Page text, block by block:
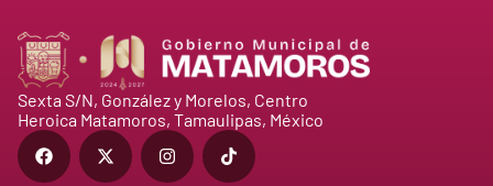
Sexta S/N, González y Morelos, Centro
Heroica Matamoros, Tamaulipas, México